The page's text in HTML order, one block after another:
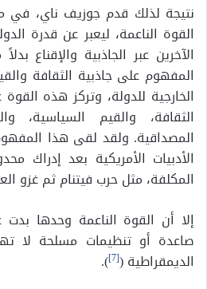
نتيجة لذلك قدم جوزيف ناي، في
القوة الناعمة، ليعبر عن قدرة
الآخرين عبر الجاذبية والإقناع
المفهوم على جاذبية الثقافة
الخارجية للدولة، وتركز هذه
الثقافة، والقيم السياسية،
المصداقية. ولقد لقى هذا
الأدبيات الأمريكية بعد إدراك
المكلفة، مثل حرب فيتنام ثم غزو
إلا أن القوة الناعمة وحدها
صاعدة أو تنظيمات مسلحة لا
الديمقراطية ([7]
).